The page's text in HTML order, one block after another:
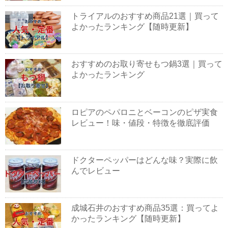
トライアルのおすすめ商品21選｜買って
よかったランキング【随時更新】
おすすめのお取り寄せもつ鍋3選｜買って
よかったランキング
ロピアのペパロニとベーコンのピザ実食
レビュー！味・値段・特徴を徹底評価
ドクターペッパーはどんな味？実際に飲
んでレビュー
成城石井のおすすめ商品35選：買ってよ
かったランキング【随時更新】